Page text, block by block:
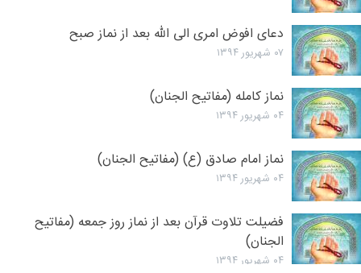
دعای افوض امری الی الله بعد از نماز صبح
۰۷ شهریور ۱۳۹۴
نماز کامله (مفاتیح الجنان)
۰۴ شهریور ۱۳۹۴
نماز امام صادق (ع) (مفاتیح الجنان)
۰۴ شهریور ۱۳۹۴
فضیلت تلاوت قرآن بعد از نماز روز جمعه (مفاتیح
الجنان)
۰۴ شهریور ۱۳۹۴